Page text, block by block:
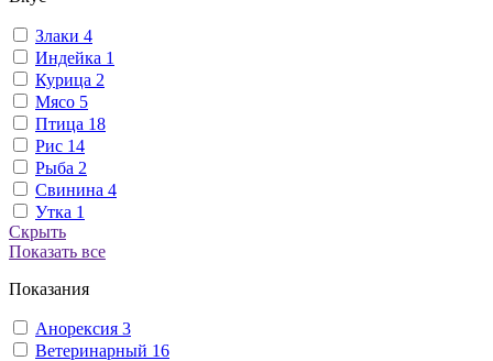
Злаки 4
Индейка 1
Курица 2
Мясо 5
Птица 18
Рис 14
Рыба 2
Свинина 4
Утка 1
Скрыть
Показать все
Показания
Анорексия 3
Ветеринарный 16